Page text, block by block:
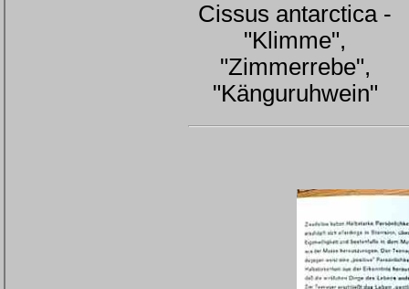
Cissus antarctica -
"Klimme",
"Zimmerrebe",
"Känguruhwein"